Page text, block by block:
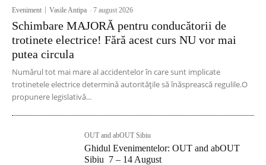
Eveniment Vasile Antipa -7 august 2026
Schimbare MAJORĂ pentru conducătorii de
trotinete electrice! Fără acest curs NU vor mai
putea circula
Numărul tot mai mare al accidentelor în care sunt implicate
trotinetele electrice determină autoritățile să înăsprească regulile.O
propunere legislativă...
OUT and abOUT Sibiu
Ghidul Evenimentelor: OUT and abOUT
Sibiu 7 – 14 August